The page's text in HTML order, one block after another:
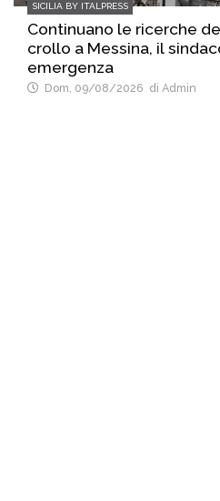
SICILIA BY ITALPRESS
Continuano le ricerche
crollo a Messina, il
emergenza
Dom, 09/08/2026 di Admin